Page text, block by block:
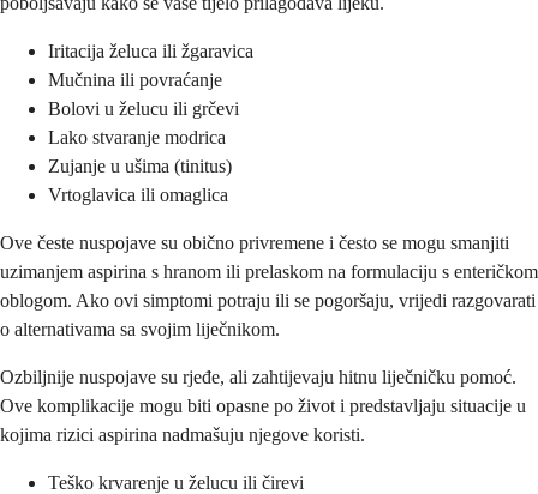
Iritacija želuca ili žgaravica
Mučnina ili povraćanje
Bolovi u želucu ili grčevi
Lako stvaranje modrica
Zujanje u ušima (tinitus)
Vrtoglavica ili omaglica
Ove česte nuspojave su obično privremene i često se mogu smanjiti
uzimanjem aspirina s hranom ili prelaskom na formulaciju s enteričkom
oblogom. Ako ovi simptomi potraju ili se pogoršaju, vrijedi razgovarati
o alternativama sa svojim liječnikom.
Ozbiljnije nuspojave su rjeđe, ali zahtijevaju hitnu liječničku pomoć.
Ove komplikacije mogu biti opasne po život i predstavljaju situacije u
kojima rizici aspirina nadmašuju njegove koristi.
Teško krvarenje u želucu ili čirevi